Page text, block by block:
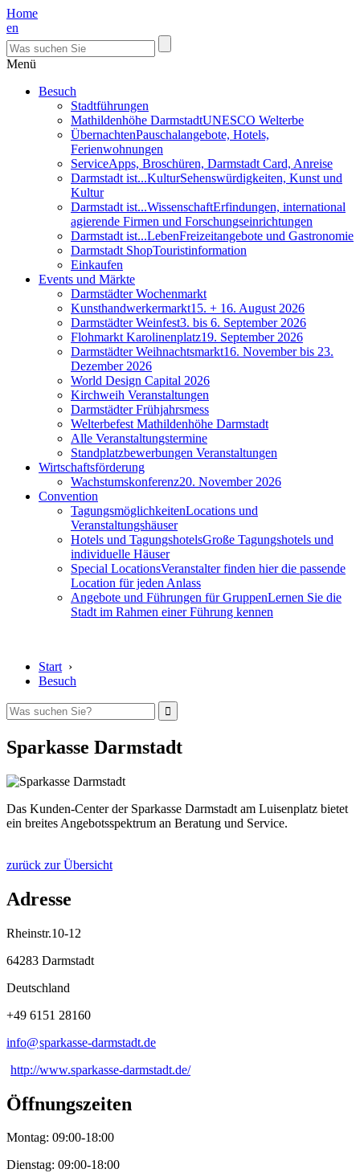
Home
en
Menü
Besuch
Stadtführungen
Mathildenhöhe DarmstadtUNESCO Welterbe
ÜbernachtenPauschalangebote, Hotels,
Ferienwohnungen
ServiceApps, Broschüren, Darmstadt Card, Anreise
Darmstadt ist...KulturSehenswürdigkeiten, Kunst und
Kultur
Darmstadt ist...WissenschaftErfindungen, international
agierende Firmen und Forschungseinrichtungen
Darmstadt ist...LebenFreizeitangebote und Gastronomie
Darmstadt ShopTouristinformation
Einkaufen
Events und Märkte
Darmstädter Wochenmarkt
Kunsthandwerkermarkt15. + 16. August 2026
Darmstädter Weinfest3. bis 6. September 2026
Flohmarkt Karolinenplatz19. September 2026
Darmstädter Weihnachtsmarkt16. November bis 23.
Dezember 2026
World Design Capital 2026
Kirchweih Veranstaltungen
Darmstädter Frühjahrsmess
Welterbefest Mathildenhöhe Darmstadt
Alle Veranstaltungstermine
Standplatzbewerbungen Veranstaltungen
Wirtschaftsförderung
Wachstumskonferenz20. November 2026
Convention
TagungsmöglichkeitenLocations und
Veranstaltungshäuser
Hotels und TagungshotelsGroße Tagungshotels und
individuelle Häuser
Special LocationsVeranstalter finden hier die passende
Location für jeden Anlass
Angebote und Führungen für GruppenLernen Sie die
Stadt im Rahmen einer Führung kennen
Start ›
Besuch
Sparkasse Darmstadt
Das Kunden-Center der Sparkasse Darmstadt am Luisenplatz bietet
ein breites Angebotsspektrum an Beratung und Service.
zurück zur Übersicht
Adresse
Rheinstr.10-12
64283 Darmstadt
Deutschland
+49 6151 28160
info@sparkasse-darmstadt.de
http://www.sparkasse-darmstadt.de/
Öffnungszeiten
Montag: 09:00-18:00
Dienstag: 09:00-18:00